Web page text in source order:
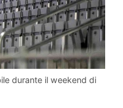
durante il weekend di